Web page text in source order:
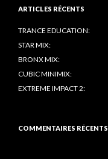
ARTICLES RÉCENTS
TRANCE EDUCATION:
STAR MIX:
BRONX MIX:
CUBIC MINIMIX:
EXTREME IMPACT 2:
COMMENTAIRES RÉCENTS